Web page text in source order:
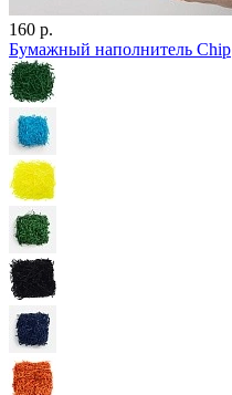
160 р.
Бумажный наполнитель Chip